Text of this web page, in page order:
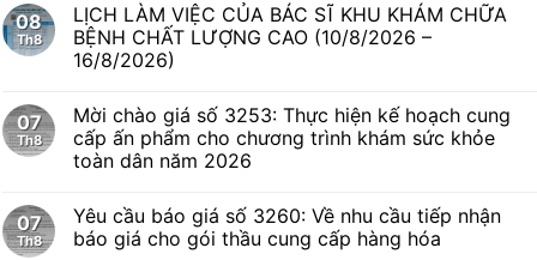
08
Th8
LỊCH LÀM VIỆC CỦA BÁC SĨ KHU KHÁM CHỮA
BỆNH CHẤT LƯỢNG CAO (10/8/2026 –
16/8/2026)
07
Th8
Mời chào giá số 3253: Thực hiện kế hoạch cung
cấp ấn phẩm cho chương trình khám sức khỏe
toàn dân năm 2026
07
Th8
Yêu cầu báo giá số 3260: Về nhu cầu tiếp nhận
báo giá cho gói thầu cung cấp hàng hóa